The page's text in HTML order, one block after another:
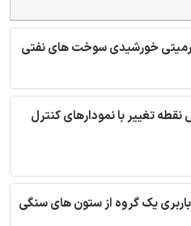
خورشیدی سوخت های نفتی
تغییر با نمودارهای کنترل
یک گروه از ستون های سنگی